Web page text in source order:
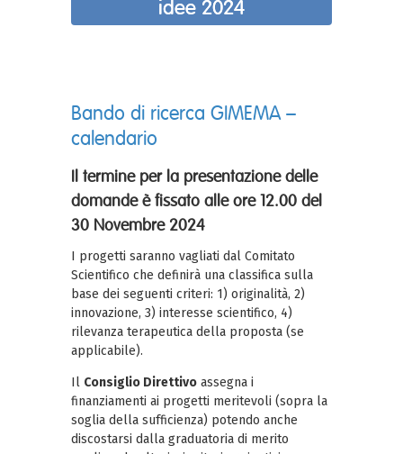
idee 2024
Bando di ricerca GIMEMA –
calendario
Il termine per la presentazione delle
domande è fissato alle ore 12.00 del
30 Novembre 2024
I progetti saranno vagliati dal Comitato
Scientifico che definirà una classifica sulla
base dei seguenti criteri: 1) originalità, 2)
innovazione, 3) interesse scientifico, 4)
rilevanza terapeutica della proposta (se
applicabile).
Il Consiglio Direttivo assegna i
finanziamenti ai progetti meritevoli (sopra la
soglia della sufficienza) potendo anche
discostarsi dalla graduatoria di merito